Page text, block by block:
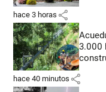
hace 3 horas share
3.000
hace 40 minutos share